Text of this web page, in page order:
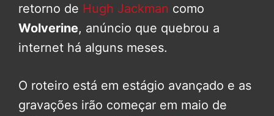
retorno de Hugh Jackman como
Wolverine, anúncio que quebrou a
internet há alguns meses.
O roteiro está em estágio avançado e as
gravações irão começar em maio de